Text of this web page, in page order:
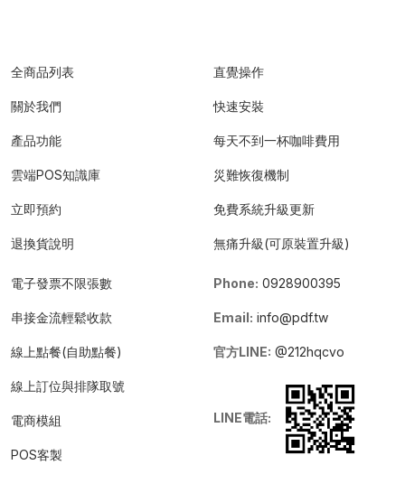
全商品列表
關於我們
產品功能
雲端POS知識庫
立即預約
退換貨說明
直覺操作
快速安裝
每天不到一杯咖啡費用
災難恢復機制
免費系統升級更新
無痛升級(可原裝置升級)
電子發票不限張數
串接金流輕鬆收款
線上點餐(自助點餐)
線上訂位與排隊取號
電商模組
POS客製
Phone: 0928900395
Email: info@pdf.tw
官方LINE: @212hqcvo
LINE電話: